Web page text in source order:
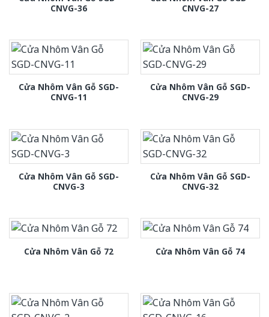
CNVG-36
CNVG-27
Cửa Nhôm Vân Gỗ SGD-
CNVG-11
Cửa Nhôm Vân Gỗ SGD-
CNVG-29
Cửa Nhôm Vân Gỗ SGD-
CNVG-3
Cửa Nhôm Vân Gỗ SGD-
CNVG-32
Cửa Nhôm Vân Gỗ 72 Cửa Nhôm Vân Gỗ 74